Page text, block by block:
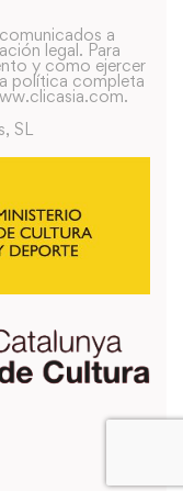
a
legal. Para
y como ejercer
política completa
SL